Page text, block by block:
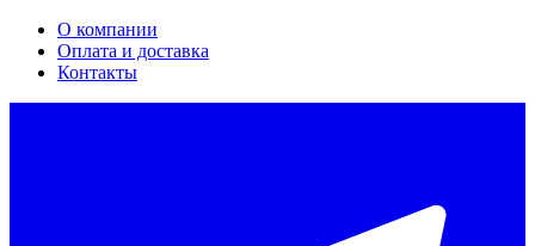
О компании
Оплата и доставка
Контакты